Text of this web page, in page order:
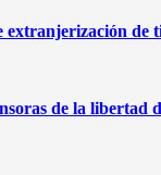
de
de la libertad